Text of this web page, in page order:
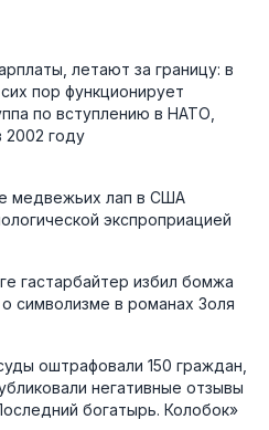
летают за границу: в
пор функционирует
по вступлению в НАТО,
2002 году
медвежьих лап в США
экспроприацией
гастарбайтер избил бомжа
символизме в романах Золя
оштрафовали 150 граждан,
негативные отзывы
богатырь. Колобок»